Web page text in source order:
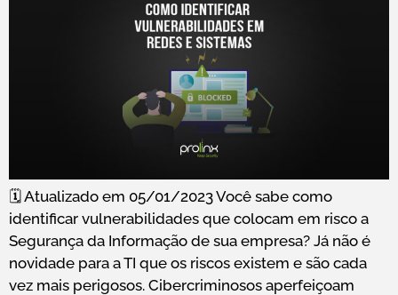
🗓️ Atualizado em 05/01/2023 Você sabe como
identificar vulnerabilidades que colocam em risco a
Segurança da Informação de sua empresa? Já não é
novidade para a TI que os riscos existem e são cada
vez mais perigosos. Cibercriminosos aperfeiçoam